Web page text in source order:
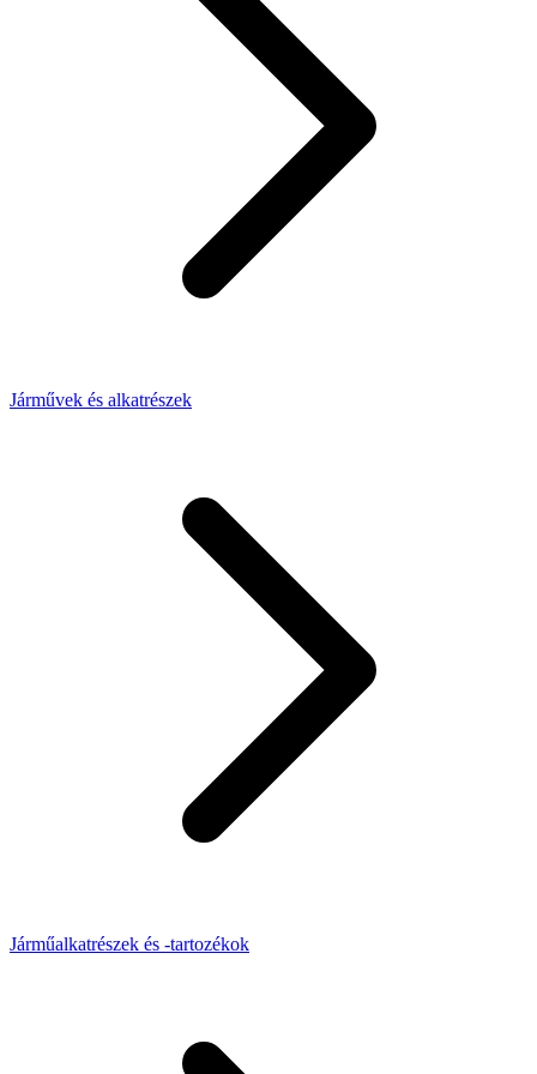
Járművek és alkatrészek
Járműalkatrészek és -tartozékok